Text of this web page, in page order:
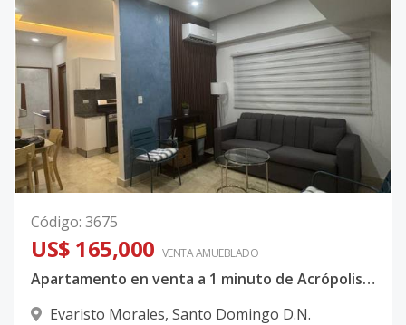
Código: 3675
US$ 165,000 VENTA AMUEBLADO
Apartamento en venta a 1 minuto de Acrópolis. Evaristo Morales.
Evaristo Morales, Santo Domingo D.N.